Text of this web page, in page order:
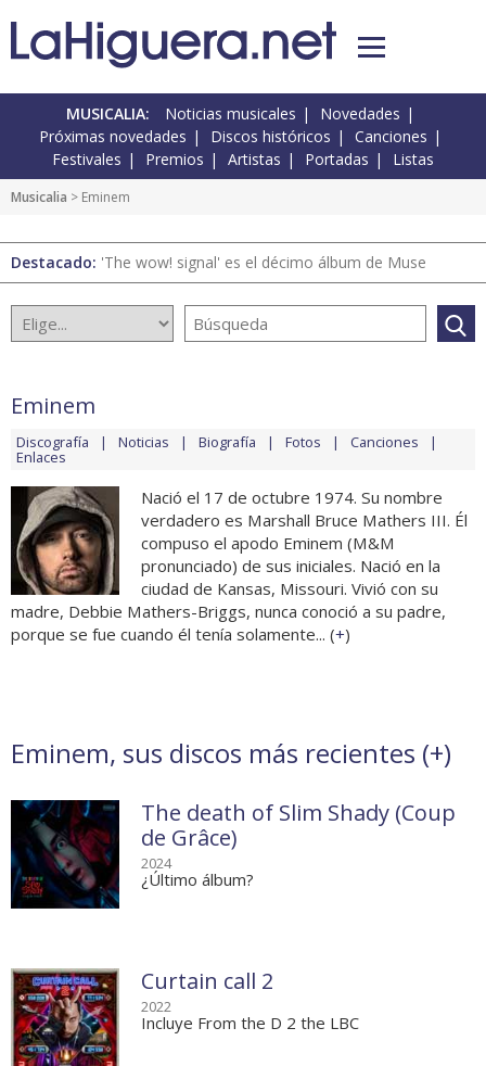
MUSICALIA: Noticias musicales
Novedades
Próximas novedades
Discos históricos
Canciones
Festivales
Premios Artistas Portadas Listas
Musicalia > Eminem
Destacado: 'The wow! signal' es el décimo álbum de Muse
Eminem
Discografía Noticias Biografía Fotos Canciones
Enlaces
Nació el 17 de octubre 1974. Su nombre
verdadero es Marshall Bruce Mathers III. Él
compuso el apodo Eminem (M&M
pronunciado) de sus iniciales. Nació en la
ciudad de Kansas, Missouri. Vivió con su
madre, Debbie Mathers-Briggs, nunca conoció a su padre,
porque se fue cuando él tenía solamente... (+)
Eminem, sus discos más recientes (+)
The death of Slim Shady (Coup
de Grâce)
2024
¿Último álbum?
Curtain call 2
2022
Incluye From the D 2 the LBC